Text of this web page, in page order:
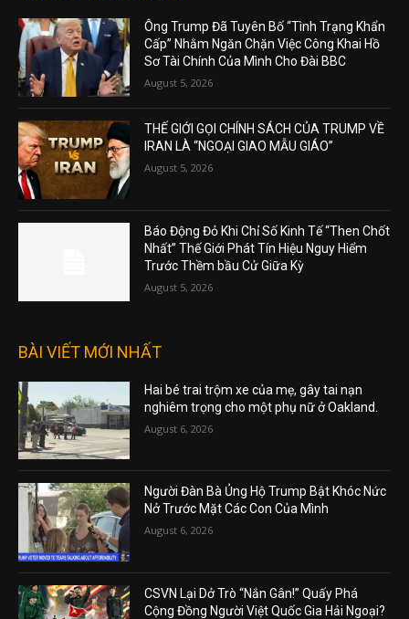
Ông Trump Đã Tuyên Bố “Tình Trạng Khẩn
Cấp” Nhằm Ngăn Chặn Việc Công Khai Hồ
Sơ Tài Chính Của Mình Cho Đài BBC
August 5, 2026
THẾ GIỚI GỌI CHÍNH SÁCH CỦA TRUMP VỀ
IRAN LÀ “NGOẠI GIAO MẪU GIÁO”
August 5, 2026
Báo Động Đỏ Khi Chỉ Số Kinh Tế “Then Chốt
Nhất” Thế Giới Phát Tín Hiệu Nguy Hiểm
Trước Thềm bầu Cử Giữa Kỳ
August 5, 2026
BÀI VIẾT MỚI NHẤT
Hai bé trai trộm xe của mẹ, gây tai nạn
nghiêm trọng cho một phụ nữ ở Oakland.
August 6, 2026
Người Đàn Bà Ủng Hộ Trump Bật Khóc Nức
Nở Trước Mặt Các Con Của Mình
August 6, 2026
CSVN Lại Dở Trò “Nắn Gân!” Quấy Phá
Cộng Đồng Người Việt Quốc Gia Hải Ngoại?